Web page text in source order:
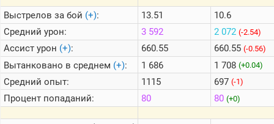
Выстрелов за бой (+):
Средний урон:
Ассист урон (+):
Вытанковано в среднем (+):
Средний опыт:
Процент попаданий:
13.51
3 592
660.55
1 686
1115
80
10.6
2 072 (-2.54)
660.55 (-0.56)
1 708 (+0.04)
697 (-1)
80 (+0)